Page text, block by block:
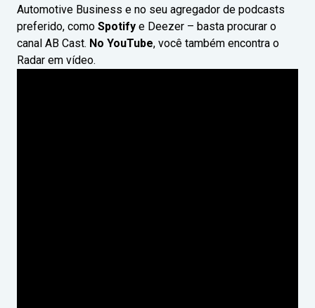
Automotive Business e no seu agregador de podcasts
preferido, como Spotify e Deezer – basta procurar o
canal AB Cast. No YouTube, você também encontra o
Radar em vídeo.